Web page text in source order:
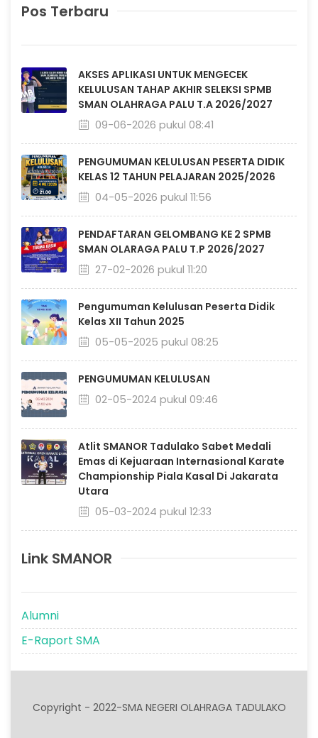
Pos Terbaru
AKSES APLIKASI UNTUK MENGECEK
KELULUSAN TAHAP AKHIR SELEKSI SPMB
SMAN OLAHRAGA PALU T.A 2026/2027
09-06-2026 pukul 08:41
PENGUMUMAN KELULUSAN PESERTA DIDIK
KELAS 12 TAHUN PELAJARAN 2025/2026
04-05-2026 pukul 11:56
PENDAFTARAN GELOMBANG KE 2 SPMB
SMAN OLARAGA PALU T.P 2026/2027
27-02-2026 pukul 11:20
Pengumuman Kelulusan Peserta Didik
Kelas XII Tahun 2025
05-05-2025 pukul 08:25
PENGUMUMAN KELULUSAN
02-05-2024 pukul 09:46
Atlit SMANOR Tadulako Sabet Medali
Emas di Kejuaraan Internasional Karate
Championship Piala Kasal Di Jakarata
Utara
05-03-2024 pukul 12:33
Link SMANOR
Alumni
E-Raport SMA
Copyright - 2022-SMA NEGERI OLAHRAGA TADULAKO